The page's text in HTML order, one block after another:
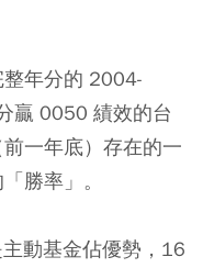
年分的 2004-
贏 0050 績效的台
一年底）存在的一
勝率」。
動基金佔優勢，16